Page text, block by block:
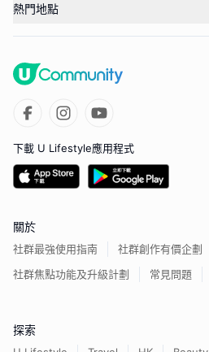
熱門地點
下載 U Lifestyle應用程式
關於
社群最強使用指南
社群創作有價企劃
社群焦點功能及升級計劃
常見問題
探索